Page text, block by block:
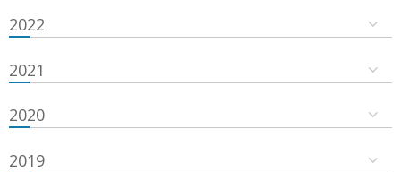
2022
2021
2020
2019